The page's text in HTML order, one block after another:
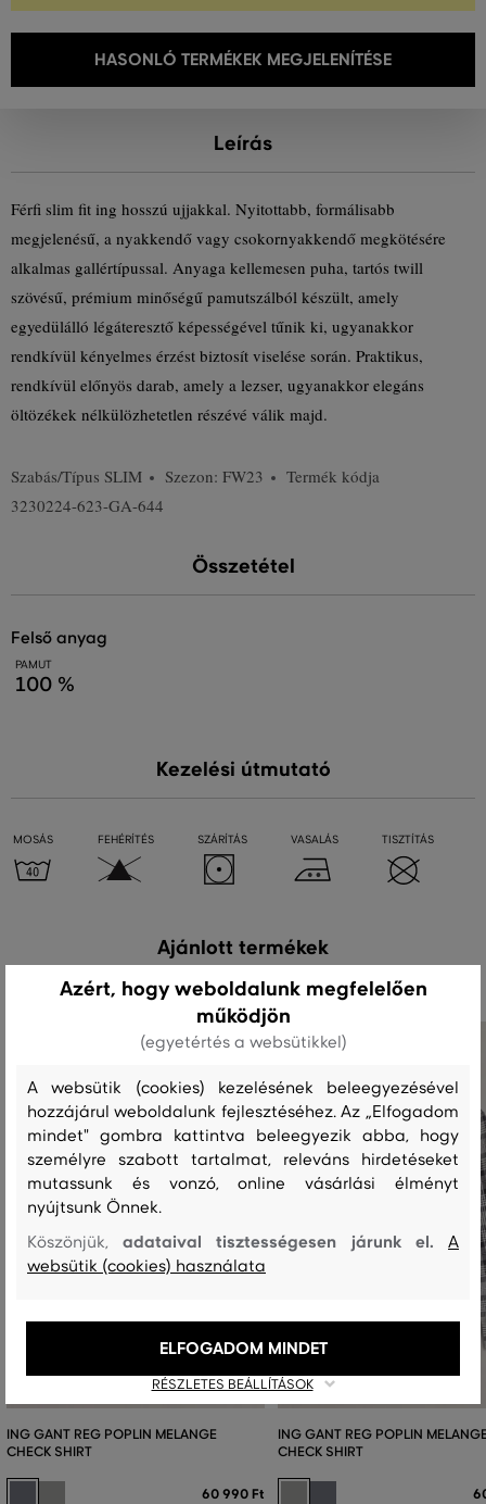
HASONLÓ TERMÉKEK MEGJELENÍTÉSE
Leírás
Férfi slim fit ing hosszú ujjakkal. Nyitottabb, formálisabb
megjelenésű, a nyakkendő vagy csokornyakkendő megkötésére
alkalmas gallértípussal. Anyaga kellemesen puha, tartós twill
szövésű, prémium minőségű pamutszálból készült, amely
egyedülálló légáteresztő képességével tűnik ki, ugyanakkor
rendkívül kényelmes érzést biztosít viselése során. Praktikus,
rendkívül előnyös darab, amely a lezser, ugyanakkor elegáns
öltözékek nélkülözhetetlen részévé válik majd.
Szabás/Típus SLIM Szezon: FW23
Termék kódja
3230224-623-GA-644
Összetétel
felső anyag
PAMUT
100 %
Kezelési útmutató
MOSÁS FEHÉRÍTÉS SZÁRÍTÁS VASALÁS TISZTÍTÁS
Ajánlott termékek
ING GANT REG POPLIN MELANGE
CHECK SHIRT
60 990 Ft
ING GANT REG POPLIN
CHECK SHIRT
Azért, hogy weboldalunk megfelelően
működjön
(egyetértés a websütikkel)
A websütik (cookies) kezelésének beleegyezésével
hozzájárul weboldalunk fejlesztéséhez. Az „Elfogadom
mindet" gombra kattintva beleegyezik abba, hogy
személyre szabott tartalmat, releváns hirdetéseket
mutassunk és vonzó, online vásárlási élményt
nyújtsunk Önnek.
Köszönjük,adataival tisztességesen járunk el.A
websütik (cookies) használata
RÉSZLETES BEÁLLÍTÁSOK
ELFOGADOM MINDET